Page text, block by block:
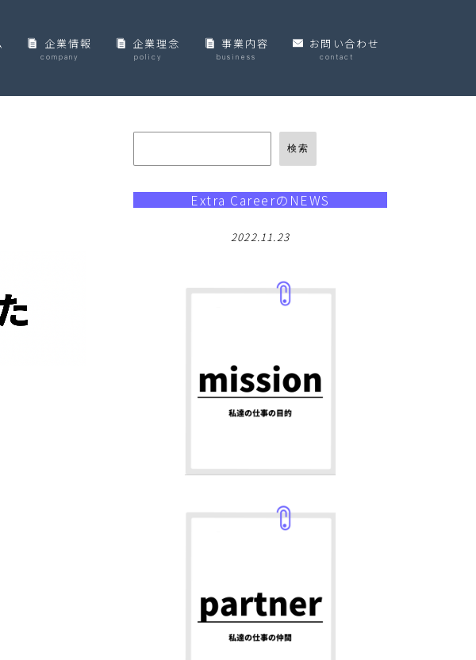
企業情報
company
企業理念
policy
事業内容
business
お問い合わせ
contact
検索
Extra CareerのNEWS
2022.11.23